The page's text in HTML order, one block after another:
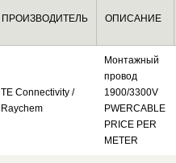
ПРОИЗВОДИТЕЛЬ ОПИСАНИЕ
TE Connectivity /
Raychem
Монтажный
провод
1900/3300V
PWERCABLE
PRICE PER
METER